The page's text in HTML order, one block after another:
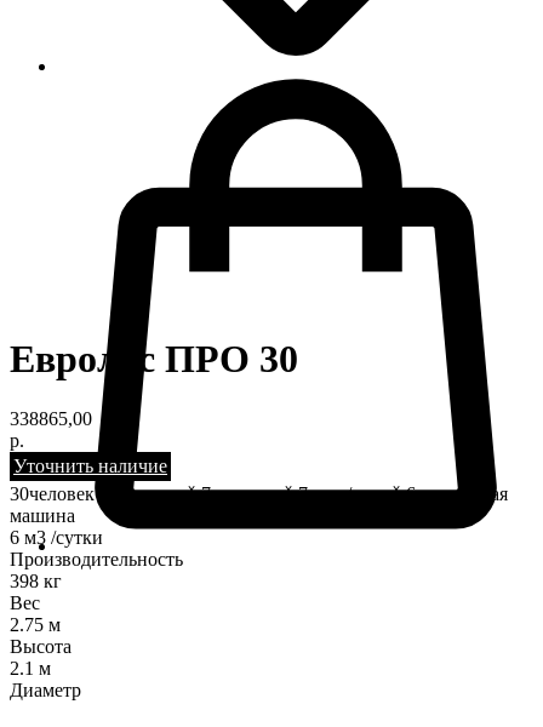
Евролос ПРО 30
338865,00
р.
Уточнить наличие
30человекᕁ 15крановᕁ 7туалетовᕁ 7душ./ваннᕁ 6стиральная
машина
6 м3 /сутки
Производительность
398 кг
Вес
2.75 м
Высота
2.1 м
Диаметр